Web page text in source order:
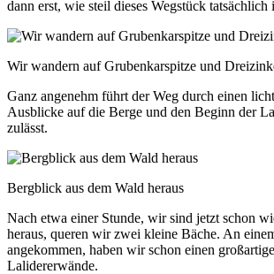
dann erst, wie steil dieses Wegstück tatsächlich
Wir wandern auf Grubenkarspitze und
Ganz angenehm führt der Weg durch einen
Ausblicke auf die Berge und den Beginn der
zulässt.
Bergblick aus dem Wald heraus
Nach etwa einer Stunde, wir sind jetzt schon
heraus, queren wir zwei kleine Bäche. An
angekommen, haben wir schon einen
Lalidererwände.